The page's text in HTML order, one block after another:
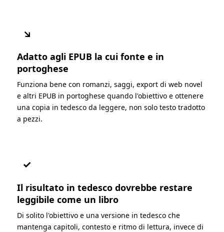
↘
Adatto agli EPUB la cui fonte e in
portoghese
Funziona bene con romanzi, saggi, export di web novel
e altri EPUB in portoghese quando l'obiettivo e ottenere
una copia in tedesco da leggere, non solo testo tradotto
a pezzi.
✓
Il risultato in tedesco dovrebbe restare
leggibile come un libro
Di solito l'obiettivo e una versione in tedesco che
mantenga capitoli, contesto e ritmo di lettura, invece di